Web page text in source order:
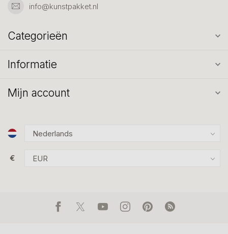
info@kunstpakket.nl
Categorieën
Informatie
Mijn account
€